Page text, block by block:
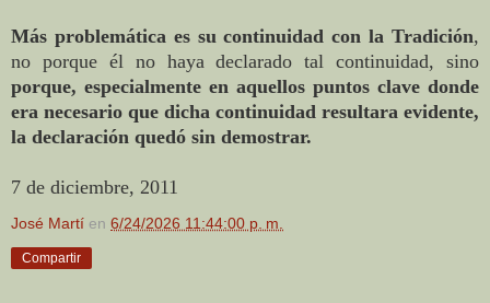
Más problemática es su continuidad con la Tradición,
no porque él no haya declarado tal continuidad, sino
porque, especialmente en aquellos puntos clave donde
era necesario que dicha continuidad resultara evidente,
la declaración quedó sin demostrar.
7 de diciembre, 2011
José Martí en 6/24/2026 11:44:00 p. m.
Compartir